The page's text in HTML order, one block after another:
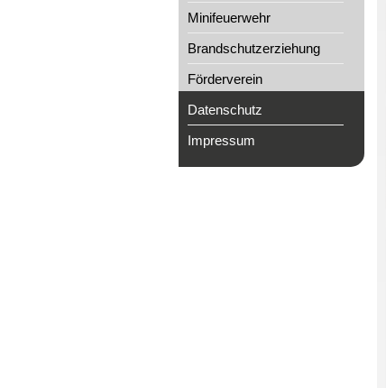
Minifeuerwehr
Brandschutzerziehung
Förderverein
Datenschutz
Impressum